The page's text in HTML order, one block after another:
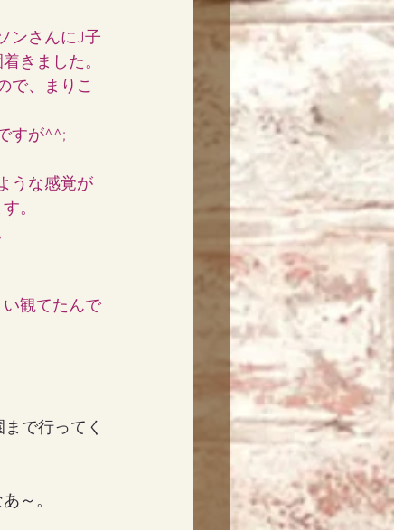
ンさんにJ子
きました。
で、まりこ
すが^^;
うな感覚が
。
観てたんで
で行ってく
～。